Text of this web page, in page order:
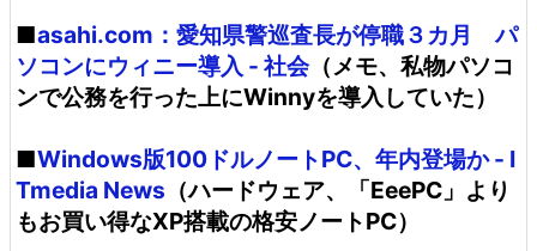
■asahi.com：愛知県警巡査長が停職３カ月 パ
ソコンにウィニー導入 - 社会（メモ、私物パソコ
ンで公務を行った上にWinnyを導入していた）
■Windows版100ドルノートPC、年内登場か - I
Tmedia News （ハードウェア、「EeePC」より
もお買い得なXP搭載の格安ノートPC）